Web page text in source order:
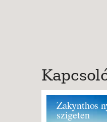
Zakynthos
szigeten